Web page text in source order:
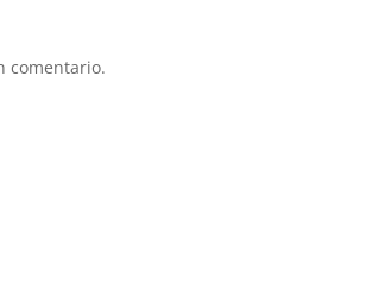
comentario.